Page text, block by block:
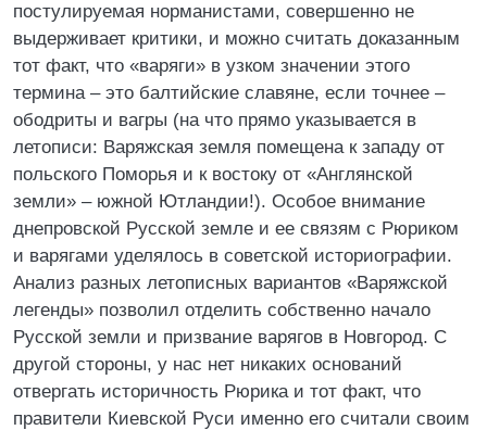
постулируемая норманистами, совершенно не
выдерживает критики, и можно считать доказанным
тот факт, что «варяги» в узком значении этого
термина – это балтийские славяне, если точнее –
ободриты и вагры (на что прямо указывается в
летописи: Варяжская земля помещена к западу от
польского Поморья и к востоку от «Англянской
земли» – южной Ютландии!). Особое внимание
днепровской Русской земле и ее связям с Рюриком
и варягами уделялось в советской историографии.
Анализ разных летописных вариантов «Варяжской
легенды» позволил отделить собственно начало
Русской земли и призвание варягов в Новгород. С
другой стороны, у нас нет никаких оснований
отвергать историчность Рюрика и тот факт, что
правители Киевской Руси именно его считали своим